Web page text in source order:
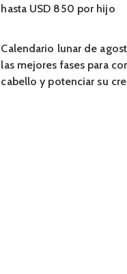
hasta USD 850 por hijo
Calendario lunar de
las mejores fases para
cabello y potenciar su